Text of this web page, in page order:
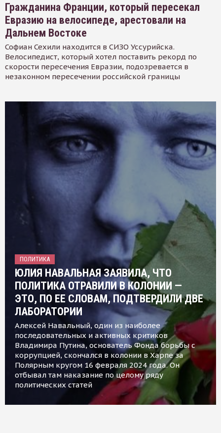
Гражданина Франции, который пересекал
Евразию на велосипеде, арестовали на
Дальнем Востоке
Софиан Сехили находится в СИЗО Уссурийска.
Велосипедист, который хотел поставить рекорд по
скорости пересечения Евразии, подозревается в
незаконном пересечении российской границы
ПОЛИТИКА
ЮЛИЯ НАВАЛЬНАЯ ЗАЯВИЛА, ЧТО
ПОЛИТИКА ОТРАВИЛИ В КОЛОНИИ —
ЭТО, ПО ЕЕ СЛОВАМ, ПОДТВЕРДИЛИ ДВЕ
ЛАБОРАТОРИИ
Алексей Навальный, один из наиболее
последовательных и активных критиков
Владимира Путина, основатель Фонда борьбы с
коррупцией, скончался в колонии в Харпе за
Полярным кругом 16 февраля 2024 года. Он
отбывал там наказание по целому ряду
политических статей